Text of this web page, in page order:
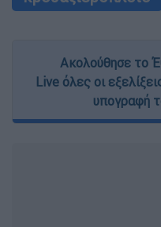
Ακολούθησε το
Live όλες οι
υπογραφή